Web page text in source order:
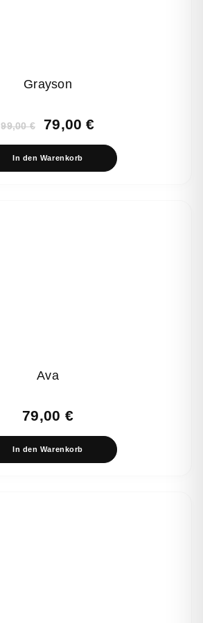
Grayson
99,00€
Ursprünglicher
war:
99,00 €
79,00€Aktueller
ist:
79,00 €.
In den Warenkorb
Ava
79,00 €
In den Warenkorb